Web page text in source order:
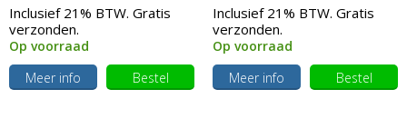
Inclusief 21% BTW. Gratis
verzonden.
Op voorraad
Meer info
Bestel
Inclusief 21% BTW. Gratis
verzonden.
Op voorraad
Meer info
Bestel